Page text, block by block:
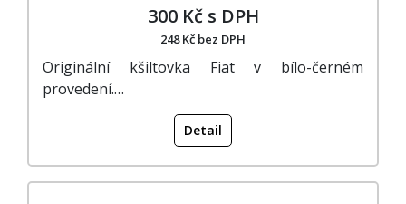
300 Kč s DPH
248 Kč bez DPH
Originální kšiltovka Fiat v bílo-černém
provedení.…
Detail